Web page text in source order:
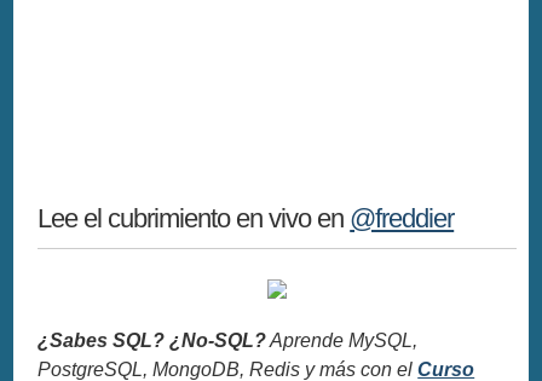
Lee el cubrimiento en vivo en @freddier
¿Sabes SQL? ¿No-SQL?Aprende MySQL,
PostgreSQL, MongoDB, Redis y más con elCurso